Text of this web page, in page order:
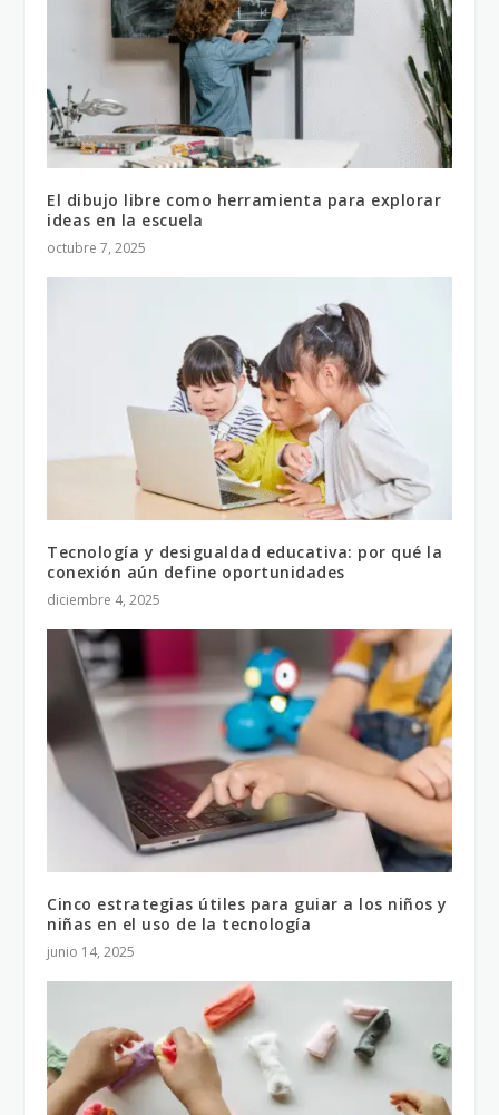
El dibujo libre como herramienta para explorar
ideas en la escuela
octubre 7, 2025
Tecnología y desigualdad educativa: por qué la
conexión aún define oportunidades
diciembre 4, 2025
Cinco estrategias útiles para guiar a los niños y
niñas en el uso de la tecnología
junio 14, 2025